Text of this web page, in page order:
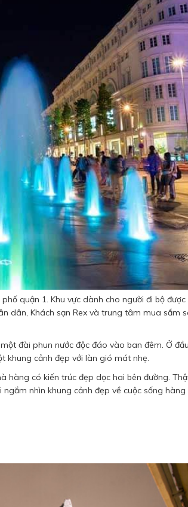
quận 1. Khu vực dành cho người đi bộ
dân, Khách sạn Rex và trung tâm mua sắm
đài phun nước độc đáo vào ban đêm. Ở
khung cảnh đẹp với làn gió mát nhẹ.
có kiến trúc đẹp dọc hai bên đường.
nhìn khung cảnh đẹp về cuộc sống